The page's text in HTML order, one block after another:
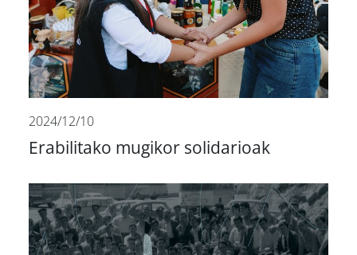
2024/12/10
Erabilitako mugikor solidarioak